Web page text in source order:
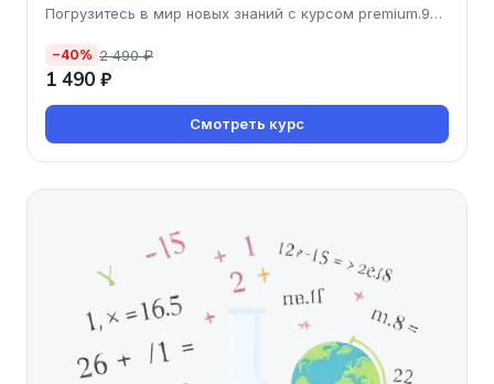
Погрузитесь в мир новых знаний с курсом premium.90
−40% 2 490 ₽
1 490 ₽
Смотреть курс